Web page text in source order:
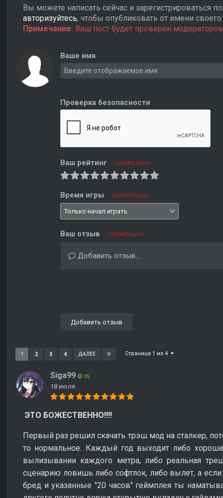
Вы можете написать сейчас и зарегистрироваться
авторизуйтесь, чтобы опубликовать от имени своего
Примечание: Ваш пост будет проверен
Ваше имя
Проверка безопасности
Ваш рейтинг ОБЯЗАТЕЛЬНО
Время игры ОБЯЗАТЕЛЬНО
Ваш отзыв ОБЯЗАТЕЛЬНО
Добавить отзыв...
Добавить отзыв
1 2 3 4 ДАЛЕЕ Страница 1 из 4
Siga99 35
18 июля
ЭТО БОЖЕСТВЕННО!!!!
Первый раз решил скачать трэш мод на сталкер,
то нормальное. Каждый год выходит либо
вылизывании каждого метра, либо реальная
сценарию ловишь либо софтлок, либо вылет, а
бред и указанные "20 часов" геймплея ты